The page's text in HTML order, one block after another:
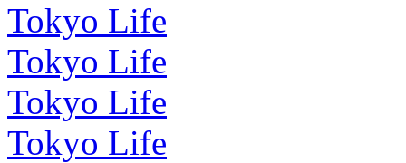
Tokyo Life
Tokyo Life
Tokyo Life
Tokyo Life